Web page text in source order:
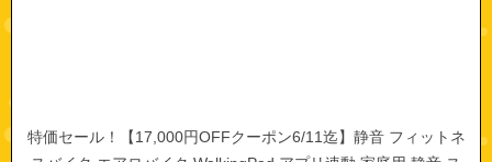
特価セール！【17,000円OFFクーポン6/11迄】静音 フィットネ